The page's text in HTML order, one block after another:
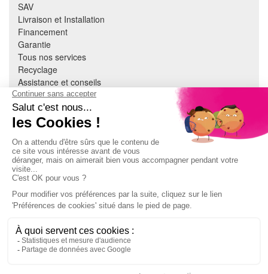
SAV
Livraison et Installation
Financement
Garantie
Tous nos services
Recyclage
Assistance et conseils
Cuisine équipée
Literie
Nous contacter
À PROPOS
CGV
Mentions légales
Données personnelles
Devenir adhérent
EN SAVOIR PLUS
Indice de réparabilité
Accès extranet Pulsat